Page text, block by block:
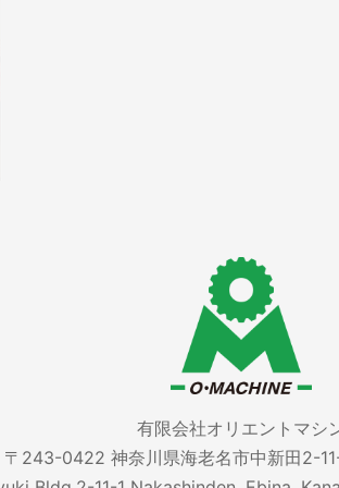
有限会社オリエントマシ
〒243-0422 神奈川県海老名市中新田2-